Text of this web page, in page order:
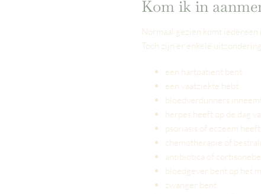
Kom ik in
Normaal gezien komt
Toch zijn er enkele
een hartpatiënt bent
een vaatziekte hebt
bloedverdunners
herpes heeft op de dag
psoriasis of eczeem
chemotherapie of
antibiotica of
bloedgever bent op het
zwanger bent